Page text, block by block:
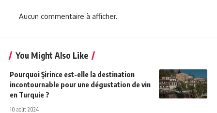
Aucun commentaire à afficher.
You Might Also Like
Pourquoi Şirince est-elle la destination
incontournable pour une dégustation de vin
en Turquie ?
10 août 2024